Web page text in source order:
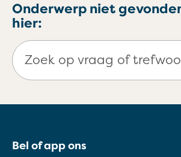
Onderwerp niet
hier:
Zoek op vraag of trefwoord
Contactinformatie
Bel of app ons